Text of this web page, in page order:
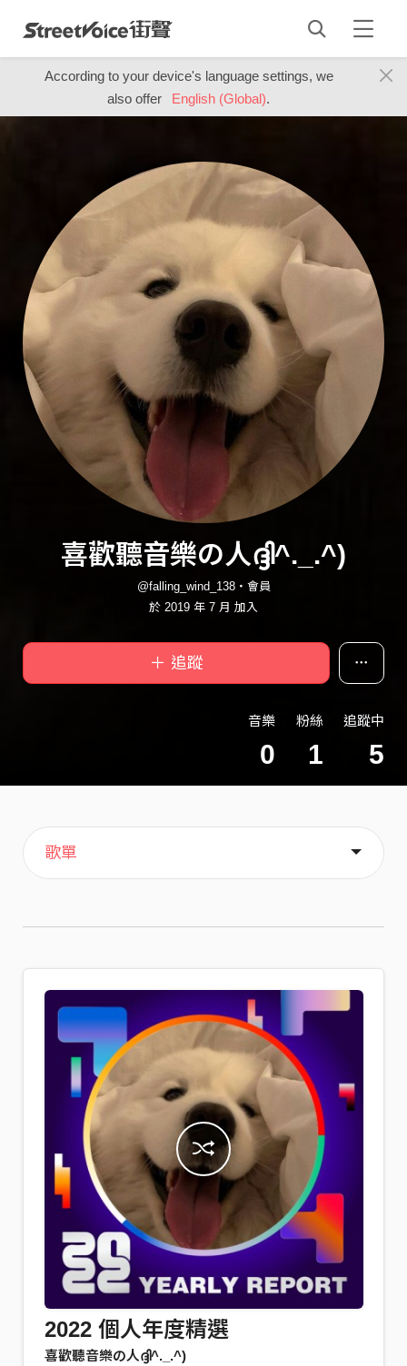
According to your device's language settings, we
also offer
English (Global).
喜歡聽音樂の人ദ്ദി^._.^)
@falling_wind_138・會員
於 2019 年 7 月 加入
＋ 追蹤
音樂
0
粉絲
1
追蹤中
5
主頁
歌單
喜歡
關於
2022 個人年度精選
喜歡聽音樂の人ദ്ദി^._.^)